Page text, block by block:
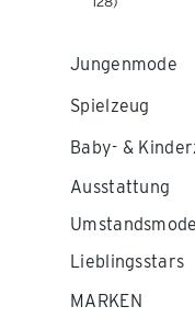
Jungenmode
Spielzeug
Baby- &
Ausstattung
Umstandsmode
Lieblingsstars
MARKEN